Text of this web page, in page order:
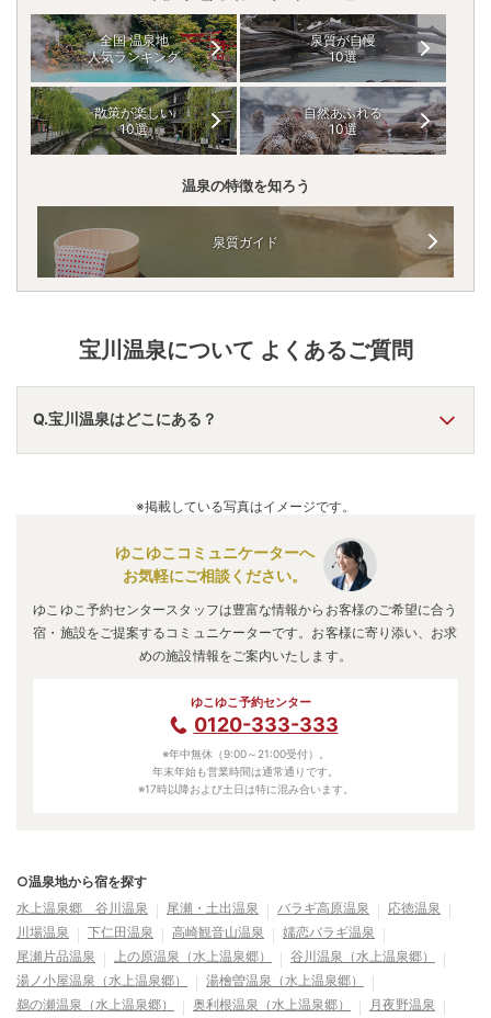
全国 温泉地
人気ランキング
泉質が自慢
10選
散策が楽しい
10選
自然あふれる
10選
温泉の特徴を知ろう
泉質ガイド
宝川温泉について よくあるご質問
Q.宝川温泉はどこにある？
車でお越しの方は、水上ICから車で約15分。
電車でお越しの方は、上毛高原駅からバスで約50分。
。
※掲載している写真はイメージです。
ゆこゆこコミュニケーターへ
お気軽にご相談ください。
ゆこゆこ予約センタースタッフは豊富な情報からお客様のご希望に合う
宿・施設をご提案するコミュニケーターです。お客様に寄り添い、お求
めの施設情報をご案内いたします。
ゆこゆこ予約センター
0120-333-333
※年中無休（9:00～21:00受付）。
年末年始も営業時間は通常通りです。
※17時以降および土日は特に混み合います。
○温泉地から宿を探す
水上温泉郷 谷川温泉
尾瀬・土出温泉 バラギ高原温泉
応徳温泉
川場温泉
下仁田温泉 高崎観音山温泉
嬬恋バラギ温泉
尾瀬片品温泉
上の原温泉（水上温泉郷）
谷川温泉（水上温泉郷）
湯ノ小屋温泉（水上温泉郷）
湯檜曽温泉（水上温泉郷）
鵜の瀬温泉（水上温泉郷）
奥利根温泉（水上温泉郷）
月夜野温泉